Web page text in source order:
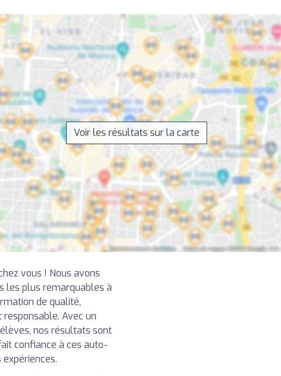
Voir les résultats sur la carte
vous ! Nous avons
les plus remarquables à
de qualité,
Avec un
nos résultats sont
confiance à ces auto-